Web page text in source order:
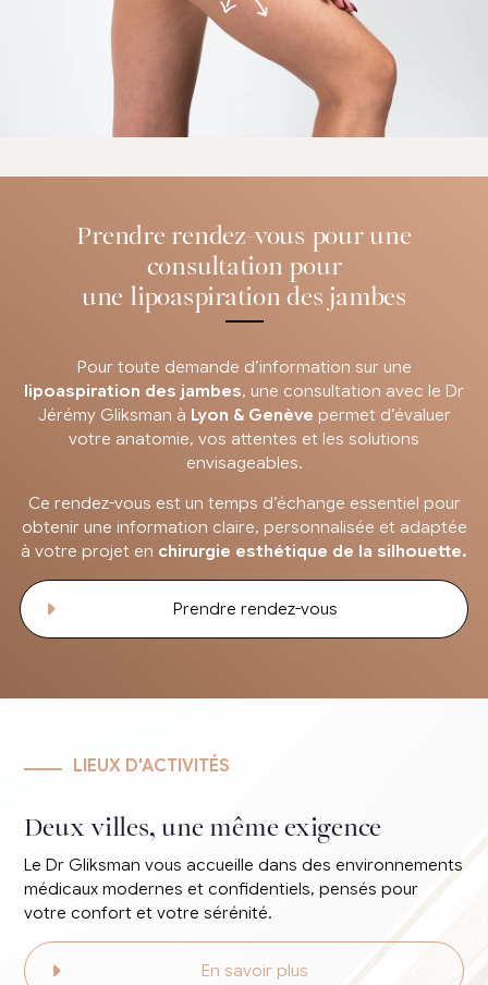
Prendre rendez-vous pour une
consultation pour
une lipoaspiration des jambes
Pour toute demande d’information sur une
lipoaspiration des jambes, une consultation avec le Dr
Jérémy Gliksman à Lyon & Genève permet d’évaluer
votre anatomie, vos attentes et les solutions
envisageables.
Ce rendez-vous est un temps d’échange essentiel pour
obtenir une information claire, personnalisée et adaptée
à votre projet en chirurgie esthétique de la silhouette.
Prendre rendez-vous
LIEUX D'ACTIVITÉS
Deux villes, une même exigence
Le Dr Gliksman vous accueille dans des environnements
médicaux modernes et confidentiels, pensés pour
votre confort et votre sérénité.
En savoir plus